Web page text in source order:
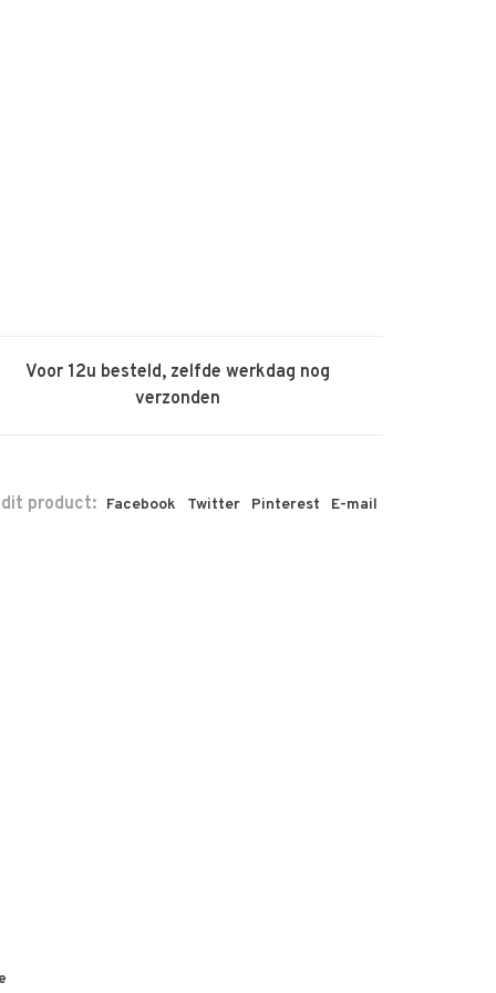
Voor 12u besteld, zelfde werkdag nog
verzonden
product: Facebook Twitter Pinterest E-mail